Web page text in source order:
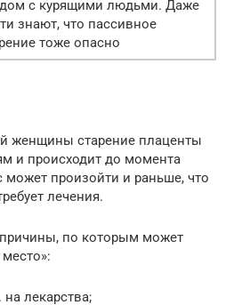
с курящими людьми. Даже
знают, что пассивное
тоже опасно
женщины старение плаценты
и происходит до момента
может произойти и раньше, что
лечения.
по которым может
на лекарства;